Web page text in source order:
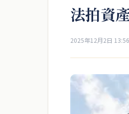
法拍資
2025年12月2日 13:56